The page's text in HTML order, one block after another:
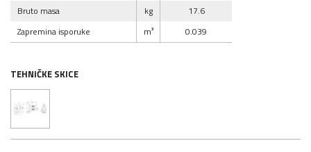
Bruto masa
kg
17.6
Zapremina isporuke
m³ 0.039
TEHNIČKE SKICE